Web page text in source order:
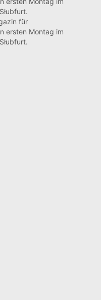
für
ersten Montag im